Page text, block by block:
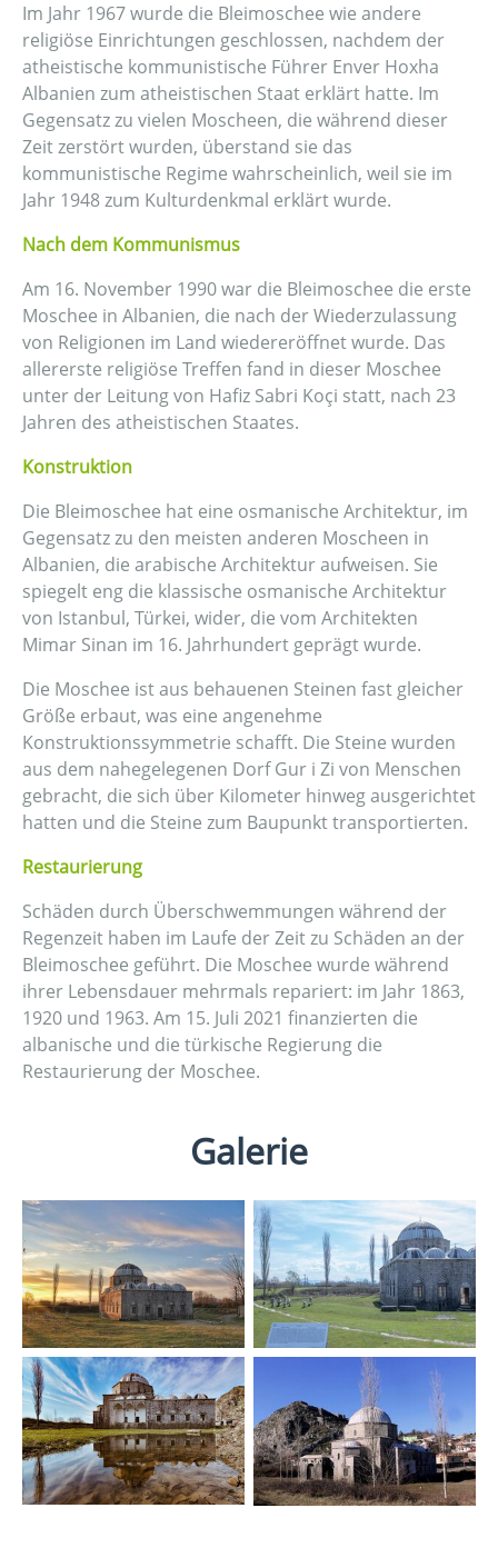
Im Jahr 1967 wurde die Bleimoschee wie andere
religiöse Einrichtungen geschlossen, nachdem der
atheistische kommunistische Führer Enver Hoxha
Albanien zum atheistischen Staat erklärt hatte. Im
Gegensatz zu vielen Moscheen, die während dieser
Zeit zerstört wurden, überstand sie das
kommunistische Regime wahrscheinlich, weil sie im
Jahr 1948 zum Kulturdenkmal erklärt wurde.
Nach dem Kommunismus
Am 16. November 1990 war die Bleimoschee die erste
Moschee in Albanien, die nach der Wiederzulassung
von Religionen im Land wiedereröffnet wurde. Das
allererste religiöse Treffen fand in dieser Moschee
unter der Leitung von Hafiz Sabri Koçi statt, nach 23
Jahren des atheistischen Staates.
Konstruktion
Die Bleimoschee hat eine osmanische Architektur, im
Gegensatz zu den meisten anderen Moscheen in
Albanien, die arabische Architektur aufweisen. Sie
spiegelt eng die klassische osmanische Architektur
von Istanbul, Türkei, wider, die vom Architekten
Mimar Sinan im 16. Jahrhundert geprägt wurde.
Die Moschee ist aus behauenen Steinen fast gleicher
Größe erbaut, was eine angenehme
Konstruktionssymmetrie schafft. Die Steine wurden
aus dem nahegelegenen Dorf Gur i Zi von Menschen
gebracht, die sich über Kilometer hinweg ausgerichtet
hatten und die Steine zum Baupunkt transportierten.
Restaurierung
Schäden durch Überschwemmungen während der
Regenzeit haben im Laufe der Zeit zu Schäden an der
Bleimoschee geführt. Die Moschee wurde während
ihrer Lebensdauer mehrmals repariert: im Jahr 1863,
1920 und 1963. Am 15. Juli 2021 finanzierten die
albanische und die türkische Regierung die
Restaurierung der Moschee.
Galerie